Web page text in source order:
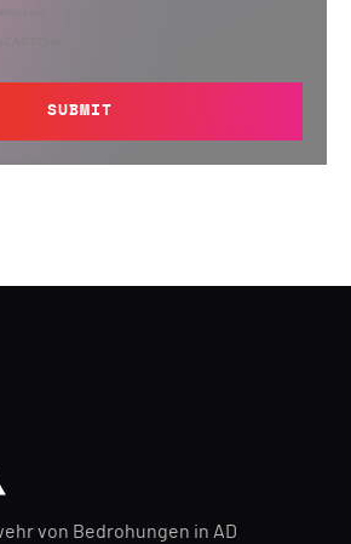
SUBMIT
von Bedrohungen in AD